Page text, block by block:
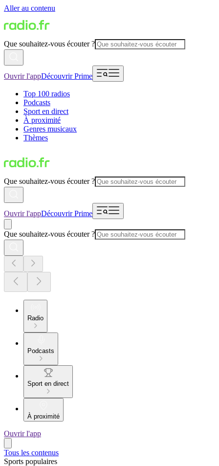
Aller au contenu
Que souhaitez-vous écouter ?
Ouvrir l'appDécouvrir Prime
Top 100 radios
Podcasts
Sport en direct
À proximité
Genres musicaux
Thèmes
Que souhaitez-vous écouter ?
Ouvrir l'appDécouvrir Prime
Que souhaitez-vous écouter ?
Radio
Podcasts
Sport en direct
À proximité
Ouvrir l'app
Tous les contenus
Sports populaires